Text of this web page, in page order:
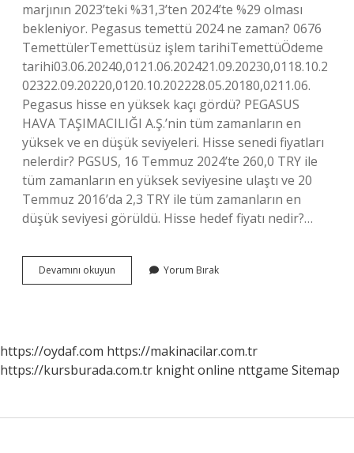
marjının 2023’teki %31,3’ten 2024’te %29 olması
bekleniyor. Pegasus temettü 2024 ne zaman? 0676
TemettülerTemettüsüz işlem tarihiTemettüÖdeme
tarihi03.06.20240,0121.06.202421.09.20230,0118.10.2
02322.09.20220,0120.10.202228.05.20180,0211.06.
Pegasus hisse en yüksek kaçı gördü? PEGASUS
HAVA TAŞIMACILIĞI A.Ş.’nin tüm zamanların en
yüksek ve en düşük seviyeleri. Hisse senedi fiyatları
nelerdir? PGSUS, 16 Temmuz 2024’te 260,0 TRY ile
tüm zamanların en yüksek seviyesine ulaştı ve 20
Temmuz 2016’da 2,3 TRY ile tüm zamanların en
düşük seviyesi görüldü. Hisse hedef fiyatı nedir?…
Devamını okuyun Pegasus
Hedef
Yorum Bırak
https://oydaf.com https://makinacilar.com.tr
https://kursburada.com.tr knight online nttgame Sitemap